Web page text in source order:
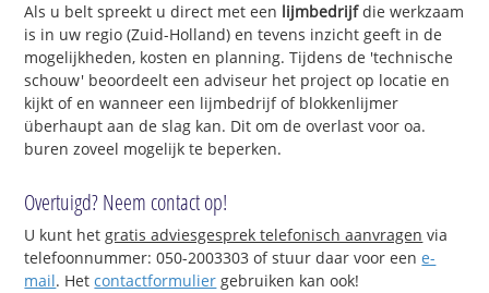
Als u belt spreekt u direct met een lijmbedrijfdie werkzaam
is in uw regio (Zuid-Holland) en tevens inzicht geeft in de
mogelijkheden, kosten en planning. Tijdens de 'technische
schouw' beoordeelt een adviseur het project op locatie en
kijkt of en wanneer een lijmbedrijf of blokkenlijmer
überhaupt aan de slag kan. Dit om de overlast voor oa.
buren zoveel mogelijk te beperken.
Overtuigd? Neem contact op!
U kunt hetgratis adviesgesprek telefonisch aanvragen via
telefoonnummer: 050-2003303 of stuur daar voor eene-
mail. Hetcontactformulier gebruiken kan ook!